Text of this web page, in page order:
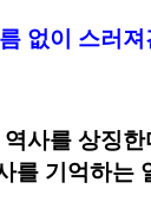
없이 스러
사를 상징
기억하